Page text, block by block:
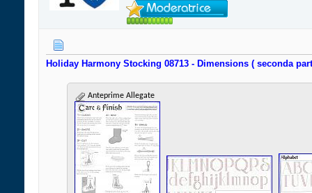
Holiday Harmony Stocking 08713 - Dimensions ( seconda
Anteprime Allegate